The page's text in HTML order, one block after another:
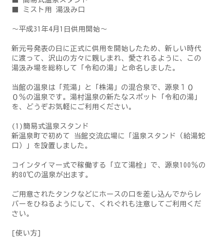
■ ミスト用 湯汲み口
～平成31年4月1日供用開始～
新元号発表の日に正式に供用を開始したため、新しい時代
に渡って、沢山の方々に親しまれ、愛されるように、この
湯汲み場を総称して「令和の湯」と命名しました。
当館の温泉は「荒湯」と「株湯」の混合泉で、源泉１０
０％の温泉です。湯村温泉の新たなスポット「令和の湯」
を、どうぞお気軽にご利用ください。
(1)簡易式温泉スタンド
新温泉町で初めて 当館交流広場に「温泉スタンド（給湯蛇
口）」を設置しました。
コインタイマー式で稼働する「立て湯栓」で、源泉100％の
約80℃の温泉が出ます。
ご用意されたタンクなどにホースの口を差し込んでからレ
バーをひねるようにして、くれぐれも注意してご利用くだ
さい。
[使い方]